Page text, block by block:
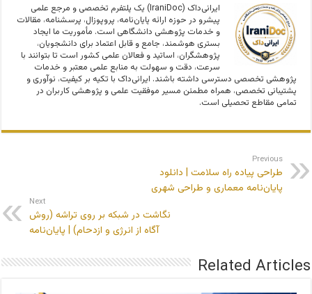
ایرانی‌داک (IraniDoc) یک پلتفرم تخصصی و مرجع علمی
پیشرو در حوزه ارائه پایان‌نامه، پروپوزال، پرسشنامه، مقالات
و خدمات پژوهشی دانشگاهی است. مأموریت ما ایجاد
بستری هوشمند، جامع و قابل اعتماد برای دانشجویان،
پژوهشگران، اساتید و فعالان علمی کشور است تا بتوانند با
سرعت، دقت و سهولت به منابع علمی معتبر و خدمات
پژوهشی تخصصی دسترسی داشته باشند. ایرانی‌داک با تکیه بر کیفیت، نوآوری و
پشتیبانی تخصصی، همراه مطمئن مسیر موفقیت علمی و پژوهشی کاربران در
تمامی مقاطع تحصیلی است.
Previous
طراحی پیاده راه سلامت | دانلود
پایان‌نامه معماری و طراحی شهری
Next
نگاشت در شبکه بر روی تراشه (روش
آگاه از انرژی و ازدحام) | پایان‌نامه
Related Articles